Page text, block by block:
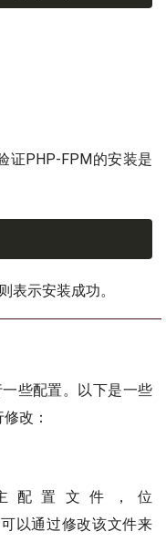
证PHP-FPM的安装是
表示安装成功。
些配置。以下是一些
改：
主配置文件，位
以通过修改该文件来